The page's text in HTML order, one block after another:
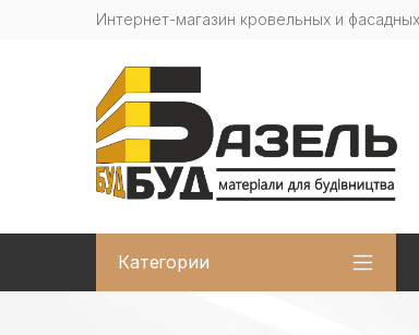
Интернет-магазин кровельных и
Категории